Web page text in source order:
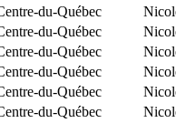
du-Québec
du-Québec
du-Québec
du-Québec
du-Québec
du-Québec